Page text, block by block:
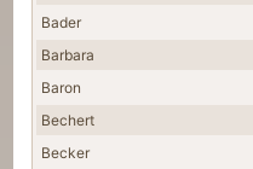
Bader
Barbara
Baron
Bechert
Becker